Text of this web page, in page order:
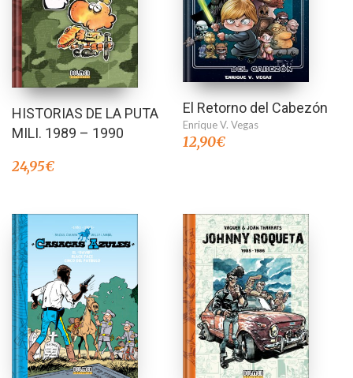
HISTORIAS DE LA PUTA
MILI. 1989 – 1990
24,95€
El Retorno del Cabezón
Enrique V. Vegas
12,90€